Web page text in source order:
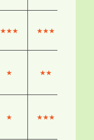
★★★ ★★★
★ ★★
★ ★★★